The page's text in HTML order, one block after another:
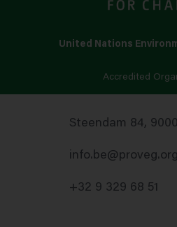
United Nations
Accredited
Steendam 84,
info.be@proveg.org
+32 9 329 68 51